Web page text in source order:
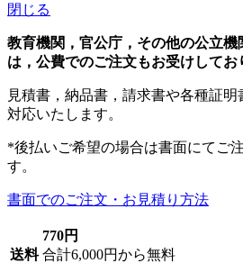
閉じる
教育機関，官公庁，その他の公立
は，公費でのご注文もお受けしてお
見積書，納品書，請求書や各種証
対応いたします。
*後払いご希望の場合は書面にてご
す。
書面でのご注文・お見積り方法
送料
770円
合計6,000円から無料